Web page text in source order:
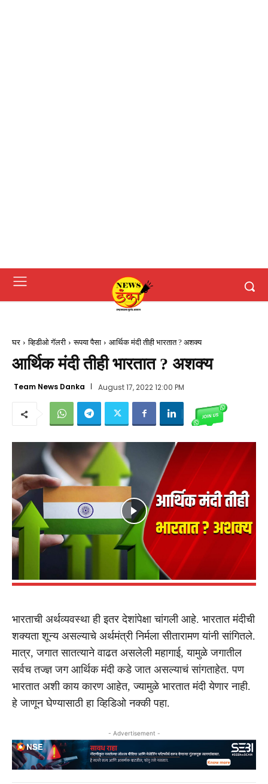
घर व्हिडीओ गॅलरी रूपया पैसा आर्थिक मंदी तीही भारतात ? अशक्य
आर्थिक मंदी तीही भारतात ? अशक्य
Team News Danka August 17, 2022 12:00 PM
भारताची अर्थव्यवस्था ही इतर देशांपेक्षा चांगली आहे. भारतात मंदीची
शक्यता शून्य असल्याचे अर्थमंत्री निर्मला सीतारामण यांनी सांगितले.
मात्र, जगात सातत्याने वाढत असलेली महागाई, यामुळे जगातील
सर्वच तज्ज्ञ जग आर्थिक मंदी कडे जात असल्याचं सांगताहेत. पण
भारतात अशी काय कारण आहेत, ज्यामुळे भारतात मंदी येणार नाही.
हे जाणून घेण्यासाठी हा व्हिडिओ नक्की पहा.
- Advertisement -